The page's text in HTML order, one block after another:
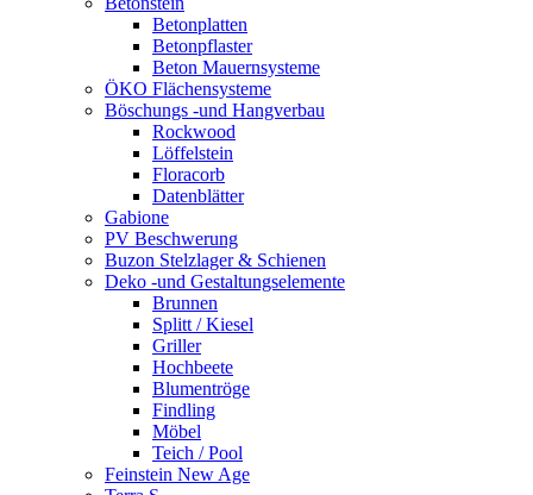
Betonplatten
Betonpflaster
Beton Mauernsysteme
ÖKO Flächensysteme
Böschungs -und Hangverbau
Rockwood
Löffelstein
Floracorb
Datenblätter
Gabione
PV Beschwerung
Buzon Stelzlager & Schienen
Deko -und Gestaltungselemente
Brunnen
Splitt / Kiesel
Griller
Hochbeete
Blumentröge
Findling
Möbel
Teich / Pool
Feinstein New Age